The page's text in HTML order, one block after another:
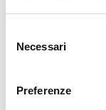
delNecessari
Preferenze
minoranze.